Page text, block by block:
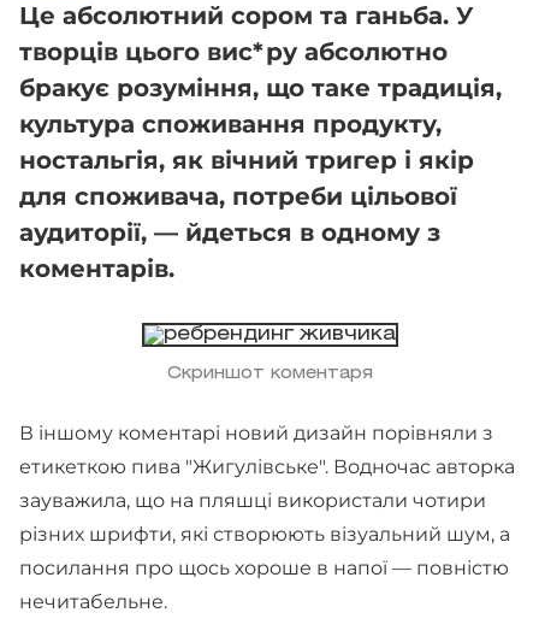
Це абсолютний сором та ганьба. У
творців цього вис*ру абсолютно
бракує розуміння, що таке традиція,
культура споживання продукту,
ностальгія, як вічний тригер і якір
для споживача, потреби цільової
аудиторії, — йдеться в одному з
коментарів.
Скриншот коментаря
В іншому коментарі новий дизайн порівняли з
етикеткою пива "Жигулівське". Водночас авторка
зауважила, що на пляшці використали чотири
різних шрифти, які створюють візуальний шум, а
посилання про щось хороше в напої — повністю
нечитабельне.